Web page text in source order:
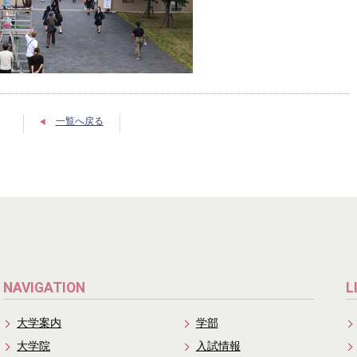
一覧へ戻る
NAVIGATION
大学案内
大学院
学部
入試情報